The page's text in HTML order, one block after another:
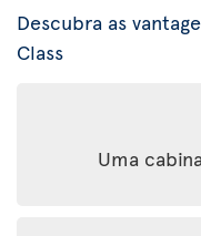
Descubra as
Class
Uma